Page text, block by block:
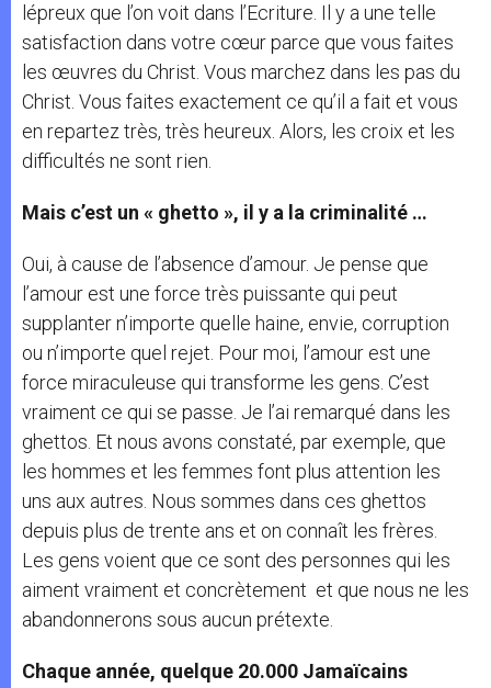
lépreux que l’on voit dans l’Ecriture. Il y a une telle
satisfaction dans votre cœur parce que vous faites
les œuvres du Christ. Vous marchez dans les pas du
Christ. Vous faites exactement ce qu’il a fait et vous
en repartez très, très heureux. Alors, les croix et les
difficultés ne sont rien.
Mais c’est un « ghetto », il y a la criminalité …
Oui, à cause de l’absence d’amour. Je pense que
l’amour est une force très puissante qui peut
supplanter n’importe quelle haine, envie, corruption
ou n’importe quel rejet. Pour moi, l’amour est une
force miraculeuse qui transforme les gens. C’est
vraiment ce qui se passe. Je l’ai remarqué dans les
ghettos. Et nous avons constaté, par exemple, que
les hommes et les femmes font plus attention les
uns aux autres. Nous sommes dans ces ghettos
depuis plus de trente ans et on connaît les frères.
Les gens voient que ce sont des personnes qui les
aiment vraiment et concrètement et que nous ne les
abandonnerons sous aucun prétexte.
Chaque année, quelque 20.000 Jamaïcains